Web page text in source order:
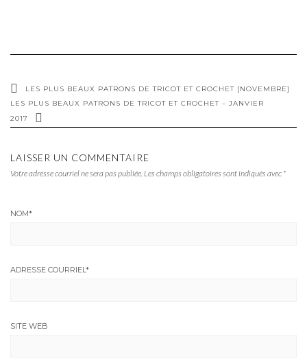
LES PLUS BEAUX PATRONS DE TRICOT ET CROCHET [NOVEMBRE]
LES PLUS BEAUX PATRONS DE TRICOT ET CROCHET – JANVIER
2017
LAISSER UN COMMENTAIRE
Votre adresse courriel ne sera pas publiée. Les champs obligatoires sont indiqués avec *
NOM*
ADRESSE COURRIEL *
SITE WEB